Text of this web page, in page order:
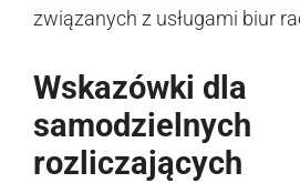
związanych z usługami biur
Wskazówki dla
samodzielnych
rozliczających